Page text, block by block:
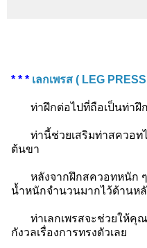
* * * เลกเพรส ( LEG
ท่าฝึกต่อไปที่ถือเป็นท่าฝึก
ท่านี้ช่วยเสริมท่าสควอทไ
ต้นขา
หลังจากฝึกสควอทหนัก ๆ
น้ำหนักจำนวนมากไว้ด้านห
ท่าเลกเพรสจะช่วยให้คุณ
กังวลเรื่องการทรงตัวเลย